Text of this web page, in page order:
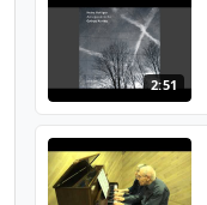
2:51